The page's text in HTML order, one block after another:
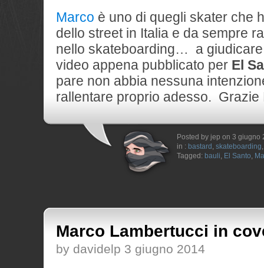
Marco è uno di quegli skater che
dello street in Italia e da sempre
nello skateboarding… a
video appena pubblicato per El
pare non abbia nessuna
rallentare proprio adesso. Grazie
Posted by jep on 3 giugno
in : bastard , skateboarding
Tagged: bauli, El Santo,
Marco Lambertucci in
by davidelp 3 giugno 2014